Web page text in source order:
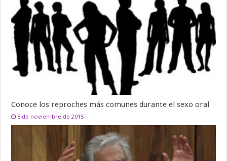
Conoce los reproches más comunes durante el sexo oral
8 de noviembre de 2015